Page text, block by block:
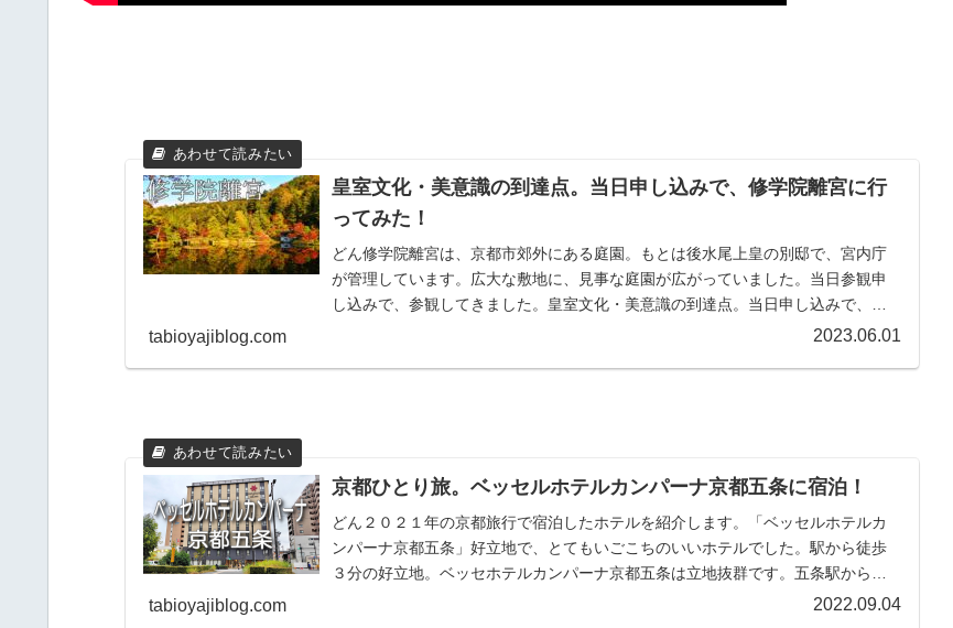
皇室文化・美意識の到達点。当日申し込みで、修学院離宮に行
ってみた！
どん修学院離宮は、京都市郊外にある庭園。もとは後水尾上皇の別邸で、宮内庁
が管理しています。広大な敷地に、見事な庭園が広がっていました。当日参観申
し込みで、参観してきました。皇室文化・美意識の到達点。当日申し込みで、修
tabioyajiblog.com 2023.06.01
京都ひとり旅。ベッセルホテルカンパーナ京都五条に宿泊！
どん２０２１年の京都旅行で宿泊したホテルを紹介します。「ベッセルホテルカ
ンパーナ京都五条」好立地で、とてもいごこちのいいホテルでした。駅から徒歩
３分の好立地。ベッセホテルカンパーナ京都五条は立地抜群です。五条駅から徒
tabioyajiblog.com 2022.09.04